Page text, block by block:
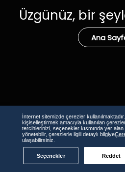
Üzgünüz, bir
Ana
İnternet sitemizde çerezler
kişiselleştirmek amacıyla kullanılan
tercihlerinizi, seçenekler kısmında yer
yönetebilir, çerezlerle ilgili detaylı bilgiye
ulaşabilirsiniz.
Seçenekler Reddet